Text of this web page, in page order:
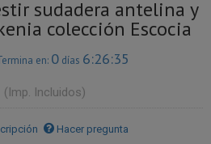
sudadera antelina y
colección Escocia
en: 0 días 6:26:35
(Imp. Incluidos)
Hacer pregunta